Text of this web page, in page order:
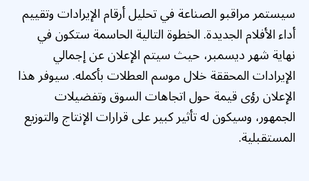
سيستمر مراقبو الصناعة في تحليل أرقام الإيرادات وتقييم
أداء الأفلام الجديدة. الخطوة التالية الحاسمة ستكون في
نهاية شهر ديسمبر، حيث سيتم الإعلان عن إجمالي
الإيرادات المحققة خلال موسم العطلات بأكمله. سيوفر هذا
الإعلان رؤى قيمة حول اتجاهات السوق وتفضيلات
الجمهور، وسيكون له تأثير كبير على قرارات الإنتاج والتوزيع
المستقبلية.